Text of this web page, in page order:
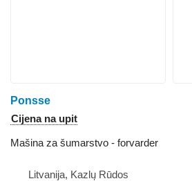
Ponsse
Cijena na upit
Mašina za šumarstvo - forvarder
Litvanija, Kazlų Rūdos